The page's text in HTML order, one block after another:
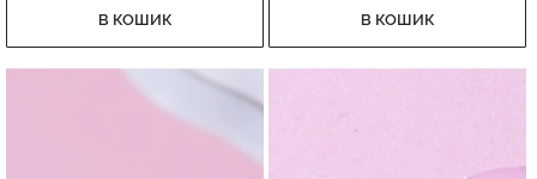
В КОШИК В КОШИК